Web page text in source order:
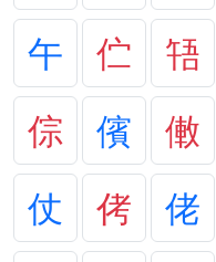
午
伫 啎
倧
儐 僌
仗
侤 佬